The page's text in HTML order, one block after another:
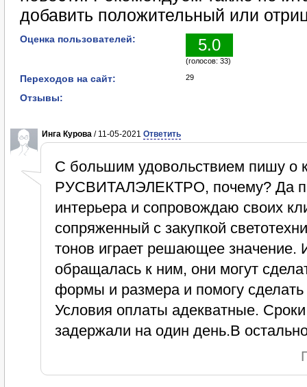
добавить положительный или
Оценка пользователей: 5.0
(голосов: 33)
Переходов на сайт: 29
Отзывы:
Инга Курова / 11-05-2021 Ответить
С большим удовольствием пишу о
РУСВИТАЛЭЛЕКТРО, почему? Да
интерьера и сопровождаю своих
сопряженный с закупкой
тонов играет решающее значение.
обращалась к ним, они могут
формы и размера и помогу сделать
Условия оплаты адекватные.
задержали на один день.В